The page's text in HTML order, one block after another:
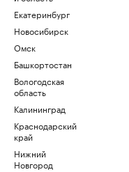
Екатеринбург
Новосибирск
Омск
Башкортостан
Вологодская
область
Калининград
Краснодарский
край
Нижний
Новгород